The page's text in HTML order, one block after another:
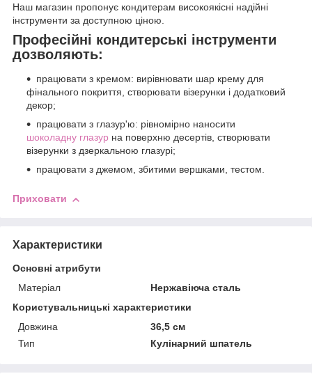
Наш магазин пропонує кондитерам високоякісні надійні
інструменти за доступною ціною.
Професійні кондитерські інструменти
дозволяють:
працювати з кремом: вирівнювати шар крему для
фінального покриття, створювати візерунки і додатковий
декор;
працювати з глазур'ю: рівномірно наносити
шоколадну глазур на поверхню десертів, створювати
візерунки з дзеркальною глазурі;
працювати з джемом, збитими вершками, тестом.
Приховати
Характеристики
Основні атрибути
Матеріал
Нержавіюча сталь
Користувальницькі характеристики
Довжина
36,5 см
Тип
Кулінарний шпатель